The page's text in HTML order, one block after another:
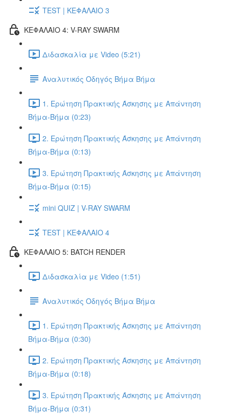
TEST | ΚΕΦΑΛΑΙΟ 3
ΚΕΦΑΛΑΙΟ 4: V-RAY SWARM
Διδασκαλία με Video (5:21)
Αναλυτικός Οδηγός Βήμα Βήμα
1. Ερώτηση Πρακτικής Άσκησης με Απάντηση
Βήμα-Βήμα (0:23)
2. Ερώτηση Πρακτικής Άσκησης με Απάντηση
Βήμα-Βήμα (0:13)
3. Ερώτηση Πρακτικής Άσκησης με Απάντηση
Βήμα-Βήμα (0:15)
mini QUIZ | V-RAY SWARM
TEST | ΚΕΦΑΛΑΙΟ 4
ΚΕΦΑΛΑΙΟ 5: BATCH RENDER
Διδασκαλία με Video (1:51)
Αναλυτικός Οδηγός Βήμα Βήμα
1. Ερώτηση Πρακτικής Άσκησης με Απάντηση
Βήμα-Βήμα (0:30)
2. Ερώτηση Πρακτικής Άσκησης με Απάντηση
Βήμα-Βήμα (0:18)
3. Ερώτηση Πρακτικής Άσκησης με Απάντηση
Βήμα-Βήμα (0:31)